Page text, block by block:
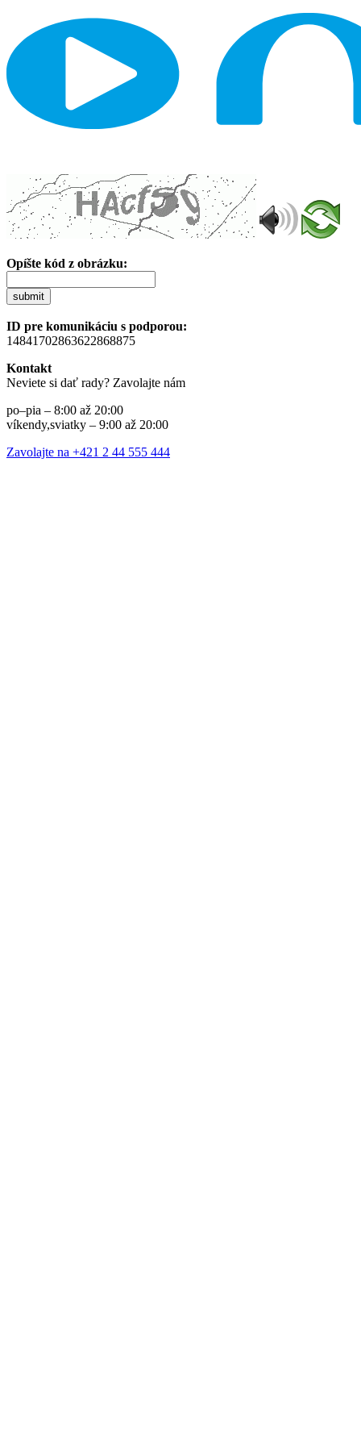
Opíšte kód z obrázku:
submit
ID pre komunikáciu s podporou:
14841702863622868875
Kontakt
Neviete si dať rady? Zavolajte nám
po–pia – 8:00 až 20:00
víkendy,sviatky – 9:00 až 20:00
Zavolajte na +421 2 44 555 444